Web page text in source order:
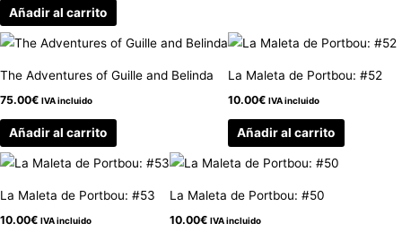
Añadir al carrito
The Adventures of Guille and Belinda
75.00€ IVA incluido
Añadir al carrito
La Maleta de Portbou: #52
10.00€ IVA incluido
Añadir al carrito
La Maleta de Portbou: #53
10.00€ IVA incluido
La Maleta de Portbou: #50
10.00€ IVA incluido